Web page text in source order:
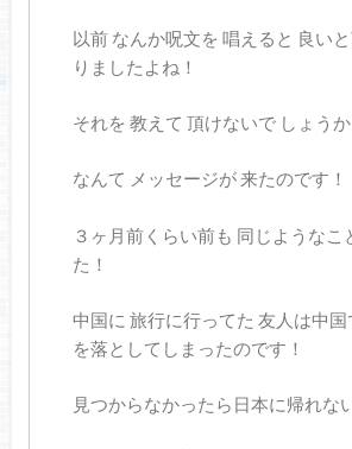
以前 なんか呪文を 唱えると 良い
りましたよね！
それを 教えて 頂けないで しょうか
なんて メッセージが 来たのです！
３ヶ月前くらい前も 同じようなこ
た！
中国に 旅行に行ってた 友人は中国
を落としてしまったのです！
見つからなかったら日本に帰れな